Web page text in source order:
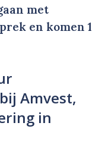
met
en komen 1
Amvest,
in